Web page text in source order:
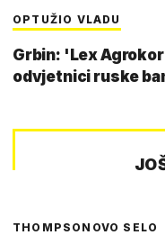
OPTUŽIO VLADU
Grbin: 'Lex
odvjetnici ruske
THOMPSONOVO SELO